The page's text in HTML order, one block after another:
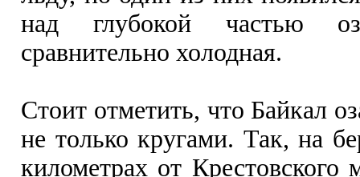
над глубокой частью
сравнительно холодная.
Стоит отметить, что Байкал
не только кругами. Так, на
километрах от Крестовского